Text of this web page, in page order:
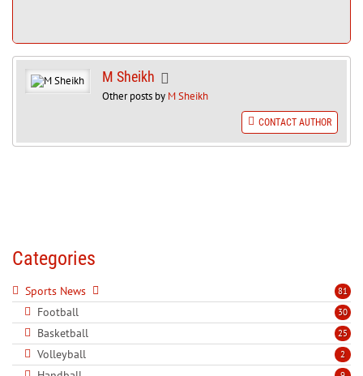
M Sheikh
Other posts by M Sheikh
CONTACT AUTHOR
Categories
81
Sports News
30
Football
25
Basketball
2
Volleyball